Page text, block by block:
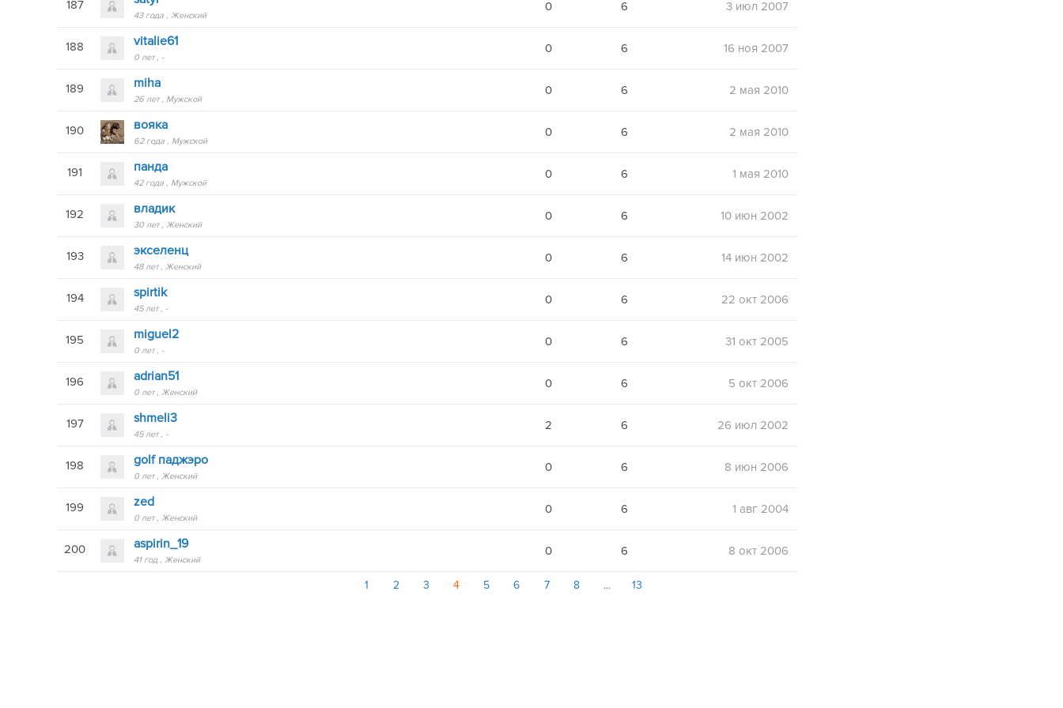
187
43 года Женский
0 6 3 июл 2007
188 vitalie61
0 лет -
0 6 16 ноя 2007
189 miha
26 лет Мужской
0 6 2 мая 2010
190 вояка
62 года Мужской
0 6 2 мая 2010
191 панда
42 года Мужской
0 6 1 мая 2010
192 владик
30 лет Женский
0 6 10 июн 2002
193 экселенц
48 лет Женский
0 6 14 июн 2002
194 spirtik
45 лет -
0 6 22 окт 2006
195 miguel2
0 лет -
0 6 31 окт 2005
196 adrian51
0 лет Женский
0 6 5 окт 2006
197 shmeli3
45 лет -
2 6 26 июл 2002
198 golf паджэро
0 лет Женский
0 6 8 июн 2006
199 zed
0 лет Женский
0 6 1 авг 2004
200 aspirin_19
41 год Женский
0 6 8 окт 2006
1 2 3 4 5 6 7 8 13